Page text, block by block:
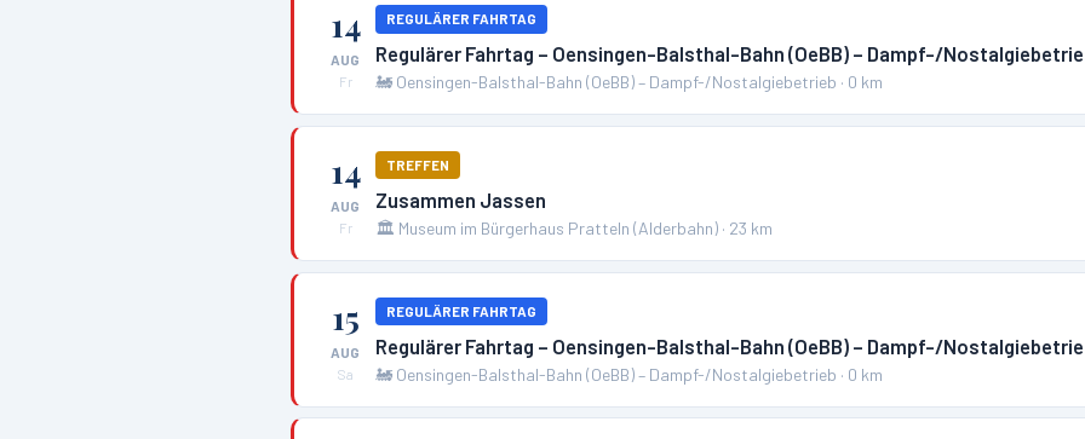
14
AUG
Fr
REGULÄRER FAHRTAG
Regulärer Fahrtag – Oensingen-Balsthal-Bahn (OeBB) – Dampf-/
🚂 Oensingen-Balsthal-Bahn (OeBB) – Dampf-/Nostalgiebetrieb · 0 km
14
AUG
Fr
TREFFEN
Zusammen Jassen
🏛️ Museum im Bürgerhaus Pratteln (Alderbahn) · 23 km
15
AUG
Sa
REGULÄRER FAHRTAG
Regulärer Fahrtag – Oensingen-Balsthal-Bahn (OeBB) – Dampf-/
🚂 Oensingen-Balsthal-Bahn (OeBB) – Dampf-/Nostalgiebetrieb · 0 km